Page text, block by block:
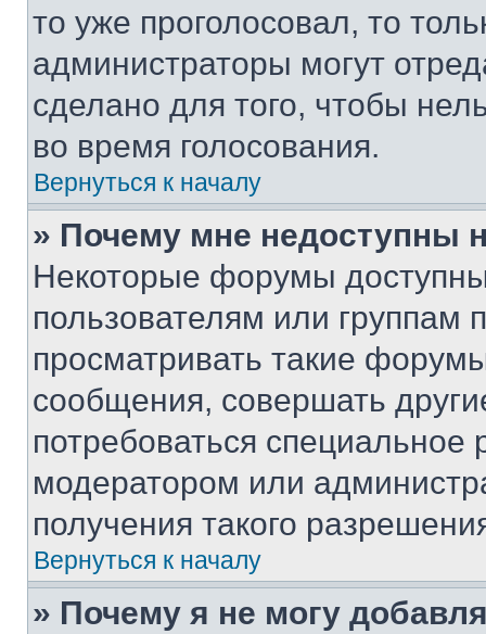
то уже проголосовал, то
администраторы могут
сделано для того, чтобы
во время голосования.
Вернуться к началу
» Почему мне недоступны
Некоторые форумы
пользователям или группам
просматривать такие
сообщения, совершать
потребоваться
модератором или
получения такого
Вернуться к началу
» Почему я не могу